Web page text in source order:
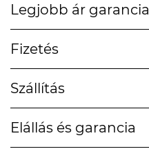
Legjobb ár garancia
Fizetés
Szállítás
Elállás és garancia